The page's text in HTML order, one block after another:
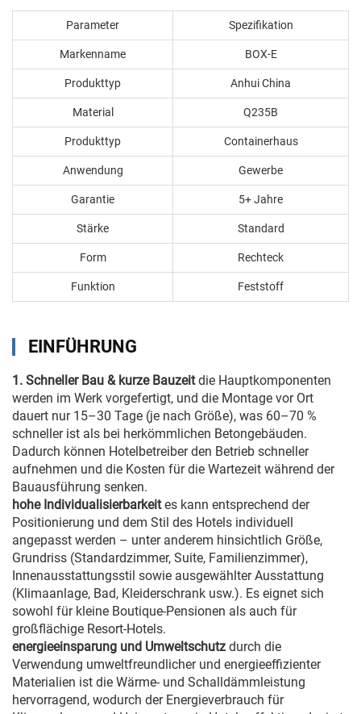
Parameter Spezifikation
Markenname BOX-E
Produkttyp Anhui China
Material Q235B
Produkttyp Containerhaus
Anwendung Gewerbe
Garantie 5+ Jahre
Stärke Standard
Form Rechteck
Funktion Feststoff
EINFÜHRUNG
1. Schneller Bau & kurze Bauzeitdie Hauptkomponenten
werden im Werk vorgefertigt, und die Montage vor Ort
dauert nur 15–30 Tage (je nach Größe), was 60–70 %
schneller ist als bei herkömmlichen Betongebäuden.
Dadurch können Hotelbetreiber den Betrieb schneller
aufnehmen und die Kosten für die Wartezeit während der
Bauausführung senken.
hohe Individualisierbarkeites kann entsprechend der
Positionierung und dem Stil des Hotels individuell
angepasst werden – unter anderem hinsichtlich Größe,
Grundriss (Standardzimmer, Suite, Familienzimmer),
Innenausstattungsstil sowie ausgewählter Ausstattung
(Klimaanlage, Bad, Kleiderschrank usw.). Es eignet sich
sowohl für kleine Boutique-Pensionen als auch für
großflächige Resort-Hotels.
energieeinsparung und Umweltschutz durch die
Verwendung umweltfreundlicher und energieeffizienter
Materialien ist die Wärme- und Schalldämmleistung
hervorragend, wodurch der Energieverbrauch für